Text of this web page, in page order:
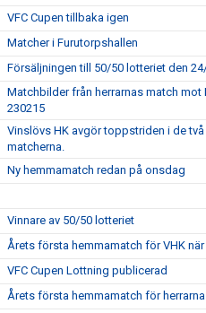
VFC Cupen tillbaka igen
Matcher i Furutorpshallen
Försäljningen till 50/50 lotteriet den
Matchbilder från herrarnas match mot
230215
Vinslövs HK avgör toppstriden i de
matcherna.
Ny hemmamatch redan på onsdag
Vinnare av 50/50 lotteriet
Årets första hemmamatch för VHK
VFC Cupen Lottning publicerad
Årets första hemmamatch för herrarna